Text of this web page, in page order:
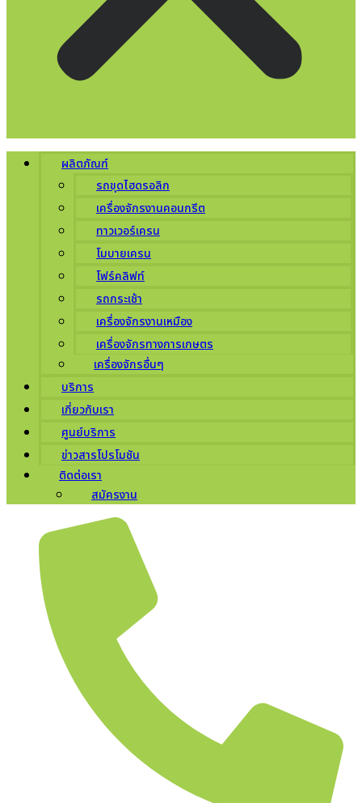
ผลิตภัณฑ์
รถขุดไฮดรอลิก
เครื่องจักรงานคอนกรีต
ทาวเวอร์เครน
โมบายเครน
โฟร์คลิฟท์
รถกระเช้า
เครื่องจักรงานเหมือง
เครื่องจักรทางการเกษตร
เครื่องจักรอื่นๆ
บริการ
เกี่ยวกับเรา
ศูนย์บริการ
ข่าวสารโปรโมชัน
ติดต่อเรา
สมัครงาน